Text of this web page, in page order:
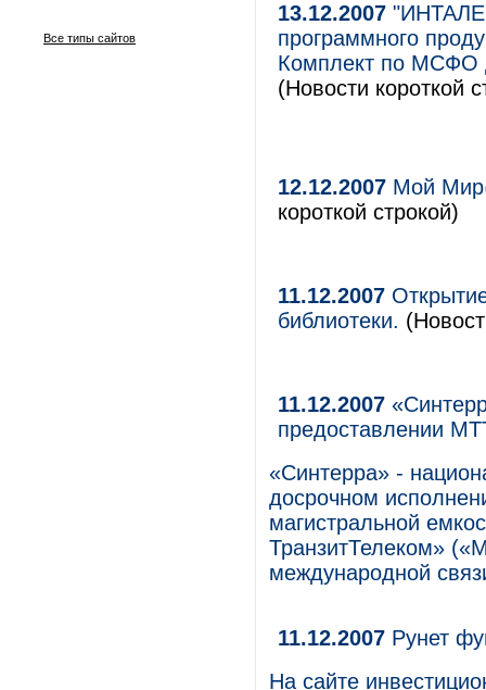
Все типы сайтов
13.12.2007
программного
Комплект по МСФО
(Новости короткой
12.12.2007 Мой
короткой строкой)
11.12.2007
библиотеки.
11.12.2007
предоставлении
«Синтерра» -
досрочном
магистральной
ТранзитТелеком»
международной
11.12.2007 Рунет
На сайте